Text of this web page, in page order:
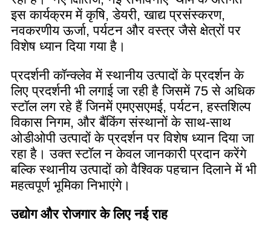
इस कार्यक्रम में कृषि, डेयरी, खाद्य प्रसंस्करण,
नवकरणीय ऊर्जा, पर्यटन और वस्त्र जैसे क्षेत्रों पर
विशेष ध्यान दिया गया है।
प्रदर्शनी कॉन्क्लेव में स्थानीय उत्पादों के प्रदर्शन के
लिए प्रदर्शनी भी लगाई जा रही है जिसमें 75 से अधिक
स्टॉल लग रहे हैं जिनमें एमएसएमई, पर्यटन, हस्तशिल्प
विकास निगम, और बैंकिंग संस्थानों के साथ-साथ
ओडीओपी उत्पादों के प्रदर्शन पर विशेष ध्यान दिया जा
रहा है। उक्त स्टॉल न केवल जानकारी प्रदान करेंगे
बल्कि स्थानीय उत्पादों को वैश्विक पहचान दिलाने में भी
महत्वपूर्ण भूमिका निभाएंगे।
उद्योग और रोजगार के लिए नई राह